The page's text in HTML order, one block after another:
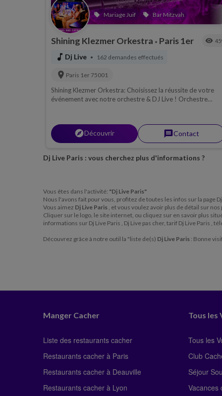
local_offer Mariage Juif local_offer Bar Mitzvah
Shining Klezmer Orkestra • Paris 1er visibility
music_note Dj Live • 162 demandes effectués
location_on Paris 1er 75001
Shining Klezmer Orkestra: Choisissez la réussite de votre
événement avec notre orchestre & DJ Live ! Orchestre
explorerDécouvrir messageContact
Dj Live Paris : vous cherchez plus d'informations ?
Vous êtes dans l'activité: "Dj Live Paris"
Nous l'avons fait pour vous, profitez de toutes les infos sur la page
Vous aimez Dj Live Paris , et vous voulez avoir plus de détail sur
Cliquer sur le logo, le site internet, ou cliquez sur en savoir plus
informations sur Dj Live Paris , Dj Live pas cher, tarif Dj Live Paris ,
Découvrez grâce à notre outil la "liste de(s) Dj Live Paris : Bonne
Manger Cacher
Liste des restaurants cacher
Restaurants cacher à Paris
Restaurants cacher à Deauville
Restaurants cacher à Lyon
Tous les
Tous les
Club
Séjour
Vacances